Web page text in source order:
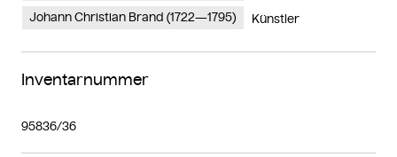
Johann Christian Brand (1722—1795)
Künstler
Inventarnummer
95836/36